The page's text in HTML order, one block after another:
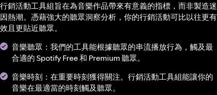
行銷活動工具組旨在為音樂作品帶來有意義的指標，而非製造迷
因熱潮。憑藉強大的聽眾洞察分析，你的行銷活動可比以往更有
效且更貼近聽眾。
音樂聽眾：我們的工具能根據聽眾的串流播放行為，觸及最
合適的 Spotify Free 和 Premium 聽眾。
音樂時刻：在重要時刻獲得關注。行銷活動工具組能讓你的
音樂在最適當的時刻觸及聽眾。